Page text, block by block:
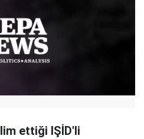
ettiği IŞİD'li